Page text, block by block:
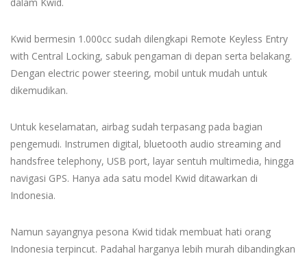
Kwid bermesin 1.000cc sudah dilengkapi Remote Keyless Entry
with Central Locking, sabuk pengaman di depan serta belakang.
Dengan electric power steering, mobil untuk mudah untuk
dikemudikan.
Untuk keselamatan, airbag sudah terpasang pada bagian
pengemudi. Instrumen digital, bluetooth audio streaming and
handsfree telephony, USB port, layar sentuh multimedia, hingga
navigasi GPS. Hanya ada satu model Kwid ditawarkan di
Indonesia.
Namun sayangnya pesona Kwid tidak membuat hati orang
Indonesia terpincut. Padahal harganya lebih murah dibandingkan